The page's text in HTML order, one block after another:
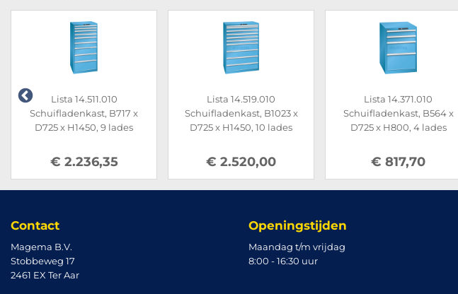
Lista 14.511.010
Schuifladenkast, B717 x
D725 x H1450, 9 lades
€ 2.236,35
Lista 14.519.010
Schuifladenkast, B1023 x
D725 x H1450, 10 lades
€ 2.520,00
Lista 14.371.010
Schuifladenkast, B564 x
D725 x H800, 4 lades
€ 817,70
Contact
Magema B.V.
Stobbeweg 17
2461 EX Ter Aar
Openingstijden
Maandag t/m vrijdag
8:00 - 16:30 uur